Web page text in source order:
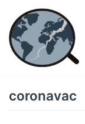
Pular
para
o
conteúdo
coronavac